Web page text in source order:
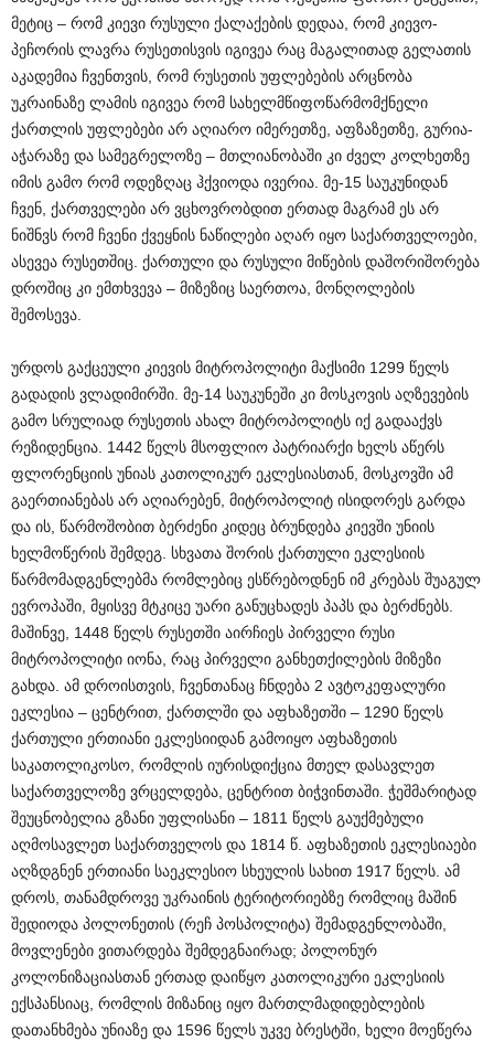
მეტიც – რომ კიევი რუსული ქალაქების დედაა, რომ კიევო-
პეჩორის ლავრა რუსეთისვის იგივეა რაც მაგალითად გელათის
აკადემია ჩვენთვის, რომ რუსეთის უფლებების არცნობა
უკრაინაზე ლამის იგივეა რომ სახელმწიფოწარმომქნელი
ქართლის უფლებები არ აღიარო იმერეთზე, აფზაზეთზე, გურია-
აჭარაზე და სამეგრელოზე – მთლიანობაში კი ძველ კოლხეთზე
იმის გამო რომ ოდეზღაც ჰქვიოდა ივერია. მე-15 საუკუნიდან
ჩვენ, ქართველები არ ვცხოვრობდით ერთად მაგრამ ეს არ
ნიშნვს რომ ჩვენი ქვეყნის ნაწილები აღარ იყო საქართველოები,
ასევეა რუსეთშიც. ქართული და რუსული მიწების დაშორიშორება
დროშიც კი ემთხვევა – მიზეზიც საერთოა, მონღოლების
შემოსევა.
ურდოს გაქცეული კიევის მიტროპოლიტი მაქსიმი 1299 წელს
გადადის ვლადიმირში. მე-14 საუკუნეში კი მოსკოვის აღზევების
გამო სრულიად რუსეთის ახალ მიტროპოლიტს იქ გადააქვს
რეზიდენცია. 1442 წელს მსოფლიო პატრიარქი ხელს აწერს
ფლორენციის უნიას კათოლიკურ ეკლესიასთან, მოსკოვში ამ
გაერთიანებას არ აღიარებენ, მიტროპოლიტ ისიდორეს გარდა
და ის, წარმოშობით ბერძენი კიდეც ბრუნდება კიევში უნიის
ხელმოწერის შემდეგ. სხვათა შორის ქართული ეკლესიის
წარმომადგენლებმა რომლებიც ესწრებოდნენ იმ კრებას შუაგულ
ევროპაში, მყისვე მტკიცე უარი განუცხადეს პაპს და ბერძნებს.
მაშინვე, 1448 წელს რუსეთში აირჩიეს პირველი რუსი
მიტროპოლიტი იონა, რაც პირველი განხეთქილების მიზეზი
გახდა. ამ დროისთვის, ჩვენთანაც ჩნდება 2 ავტოკეფალური
ეკლესია – ცენტრით, ქართლში და აფხაზეთში – 1290 წელს
ქართული ერთიანი ეკლესიიდან გამოიყო აფხაზეთის
საკათოლიკოსო, რომლის იურისდიქცია მთელ დასავლეთ
საქართველოზე ვრცელდება, ცენტრით ბიჭვინთაში. ჭეშმარიტად
შეუცნობელია გზანი უფლისანი – 1811 წელს გაუქმებული
აღმოსავლეთ საქართველოს და 1814 წ. აფხაზეთის ეკლესიაები
აღზდგნენ ერთიანი საეკლესიო სხეულის სახით 1917 წელს. ამ
დროს, თანამდროვე უკრაინის ტერიტორიებზე რომლიც მაშინ
შედიოდა პოლონეთის (რეჩ პოსპოლიტა) შემადგენლობაში,
მოვლენები ვითარდება შემდეგნაირად; პოლონურ
კოლონიზაციასთან ერთად დაიწყო კათოლიკური ეკლესიის
ექსპანსიაც, რომლის მიზანიც იყო მართლმადიდებლების
დათანხმება უნიაზე და 1596 წელს უკვე ბრესტში, ხელი მოეწერა